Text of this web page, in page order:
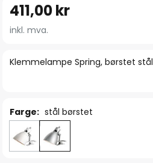
begynnelsen
bildegalleri
Klemmelampe Spring, børstet stål
411,00 kr
inkl. mva.
Farge: stål børstet